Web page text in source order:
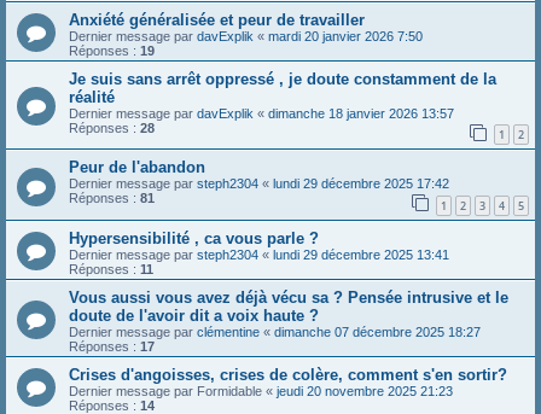
Anxiété généralisée et peur de travailler
Dernier message par davExplik « mardi 20 janvier 2026 7:50
Réponses : 19
Je suis sans arrêt oppressé , je doute constamment de la
réalité
Dernier message par davExplik « dimanche 18 janvier 2026 13:57
Réponses : 28 1 2
Peur de l'abandon
Dernier message par steph2304 « lundi 29 décembre 2025 17:42
Réponses : 81 1 2 3 4 5
Hypersensibilité , ca vous parle ?
Dernier message par steph2304 « lundi 29 décembre 2025 13:41
Réponses : 11
Vous aussi vous avez déjà vécu sa ? Pensée intrusive et le
doute de l'avoir dit a voix haute ?
Dernier message par clémentine « dimanche 07 décembre 2025 18:27
Réponses : 17
Crises d'angoisses, crises de colère, comment s'en sortir?
Dernier message par Formidable « jeudi 20 novembre 2025 21:23
Réponses : 14